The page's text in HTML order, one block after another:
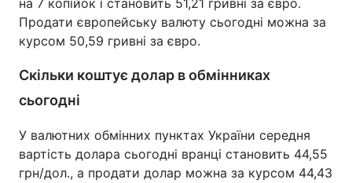
Техно і зв'язок Лайт
Екологія Регіони
на 7 копійок і становить 51,21 гривні за євро.
Продати європейську валюту сьогодні можна за
курсом 50,59 гривні за євро.
Скільки коштує долар в обмінниках
сьогодні
У валютних обмінних пунктах України середня
вартість долара сьогодні вранці становить 44,55
грн/дол., а продати долар можна за курсом 44,43